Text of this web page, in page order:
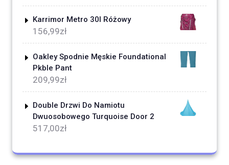
Karrimor Metro 30l Różowy
156,99zł
Oakley Spodnie Męskie Foundational
Pkble Pant
209,99zł
Double Drzwi Do Namiotu
Dwuosobowego Turquoise Door 2
517,00zł